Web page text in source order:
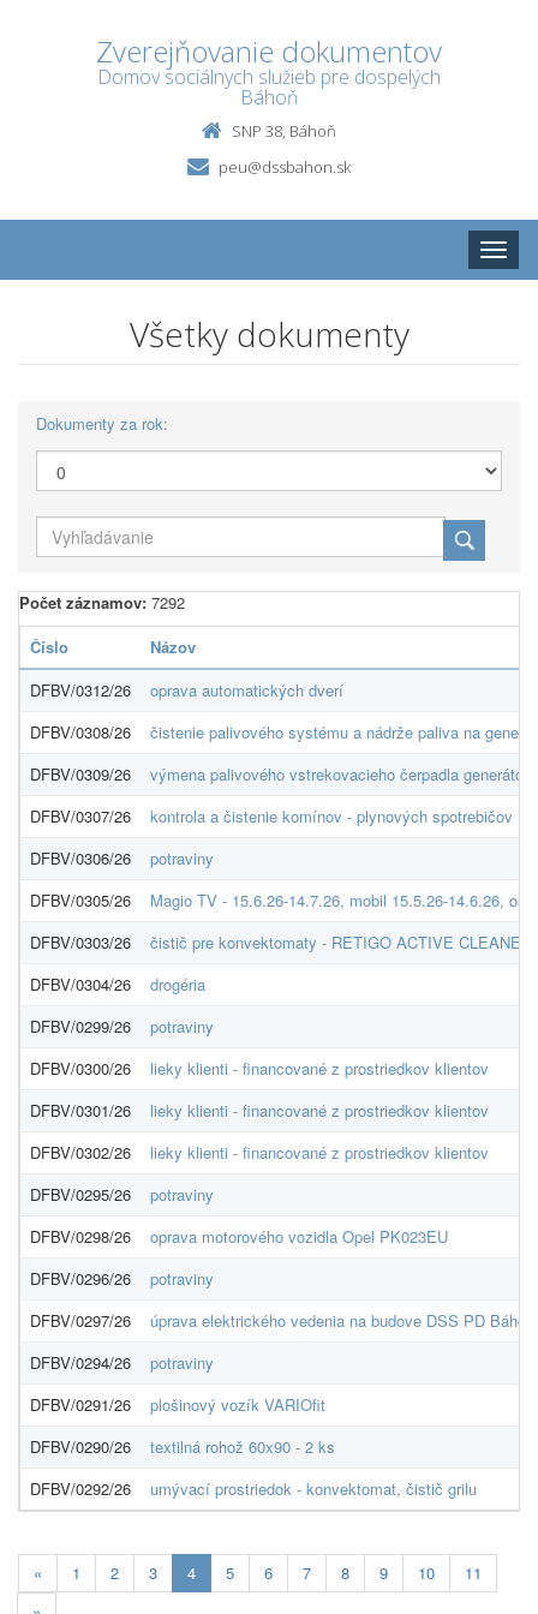
Zverejňovanie dokumentov
Domov sociálnych služieb pre dospelých
Báhoň
SNP 38, Báhoň
peu@dssbahon.sk
Toggle
Všetky dokumenty
Dokumenty za rok:
Počet záznamov: 7292
Číslo
Názov
DFBV/0312/26
oprava automatických dverí
DFBV/0308/26
čistenie palivového systému a nádrže paliva na
DFBV/0309/26
výmena palivového vstrekovacieho čerpadla generátora
DFBV/0307/26
kontrola a čistenie komínov - plynových spotrebičov
DFBV/0306/26
potraviny
DFBV/0305/26
Magio TV - 15.6.26-14.7.26, mobil 15.5.26-14.6.26,
DFBV/0303/26
čistič pre konvektomaty - RETIGO ACTIVE CLEANER
DFBV/0304/26
drogéria
DFBV/0299/26
potraviny
DFBV/0300/26
lieky klienti - financované z prostriedkov klientov
DFBV/0301/26
lieky klienti - financované z prostriedkov klientov
DFBV/0302/26
lieky klienti - financované z prostriedkov klientov
DFBV/0295/26
potraviny
DFBV/0298/26
oprava motorového vozidla Opel PK023EU
DFBV/0296/26
potraviny
DFBV/0297/26
úprava elektrického vedenia na budove DSS PD Báhoň
DFBV/0294/26
potraviny
DFBV/0291/26
plošinový vozík VARIOfit
DFBV/0290/26
textilná rohož 60x90 - 2 ks
DFBV/0292/26
umývací prostriedok - konvektomat, čistič grilu
« 1 2 3 4Aktuálna
stránka
5 6 7 8 9 10
11